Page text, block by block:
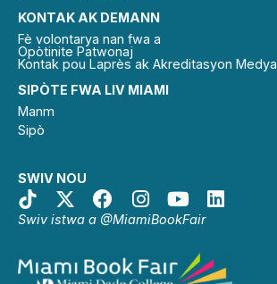
SIPÒTE FWA LIV MIAMI
Manm
Sipò
SWIV NOU
Swiv istwa a @MiamiBookFair
KONTAK AK DEMANN
Fè volontarya nan fwa a
Opòtinite Patwonaj
Kontak pou Laprès ak Akreditasyon Medya